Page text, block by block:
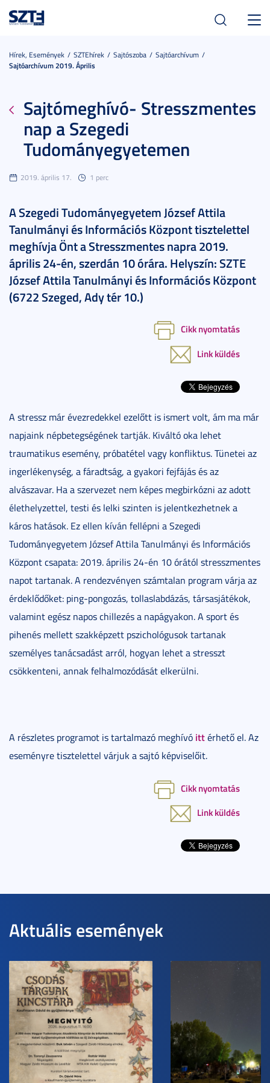
Hírek, Események SZTEhírek Sajtószoba
Sajtóarchívum
Sajtóarchívum 2019. Április
Sajtómeghívó- Stresszmentes
nap a Szegedi
Tudományegyetemen
2019. április 17. 1 perc
A Szegedi Tudományegyetem József Attila
Tanulmányi és Információs Központ tisztelettel
meghívja Önt a Stresszmentes napra 2019.
április 24-én, szerdán 10 órára. Helyszín: SZTE
József Attila Tanulmányi és Információs Központ
(6722 Szeged, Ady tér 10.)
Cikk nyomtatás
Link küldés
A stressz már évezredekkel ezelőtt is ismert volt, ám ma már
napjaink népbetegségének tartják. Kiváltó oka lehet
traumatikus esemény, próbatétel vagy konfliktus. Tünetei az
ingerlékenység, a fáradtság, a gyakori fejfájás és az
alvászavar. Ha a szervezet nem képes megbirkózni az adott
élethelyzettel, testi és lelki szinten is jelentkezhetnek a
káros hatások. Ez ellen kíván fellépni a Szegedi
Tudományegyetem József Attila Tanulmányi és Információs
Központ csapata: 2019. április 24-én 10 órától stresszmentes
napot tartanak. A rendezvényen számtalan program várja az
érdeklődőket: ping-pongozás, tollaslabdázás, társasjátékok,
valamint egész napos chillezés a napágyakon. A sport és
pihenés mellett szakképzett pszichológusok tartanak
személyes tanácsadást arról, hogyan lehet a stresszt
csökkenteni, annak felhalmozódását elkerülni.
A részletes programot is tartalmazó meghívó ittérhető el. Az
eseményre tisztelettel várjuk a sajtó képviselőit.
Cikk nyomtatás
Link küldés
Aktuális események